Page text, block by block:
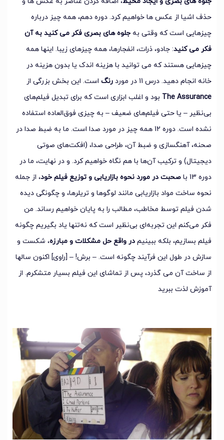
حذف اشیا از عکس ها خواهیم کرد. دوره دهم، همه چیز درباره
چیزهایی است که وقتی به جلوه های بصری فکر می کنید به آن
فکر می کنید: جادو، ذرات، انفجارها، همه چیزهای زیبا. اینها همه
چیزهایی هستند که می توانید با هزینه اندک یا بدون هزینه در
خانه انجام دهید. درس 11 در مورد
رنگ است. این بخش بزرگی از
The Assurance بود و اغلب ابزاری است که برای تبدیل فیلم‌های
بی‌نظیر – یا حتی فیلم‌های ضعیف – به چیزی فوق‌العاده استفاده
نشده است. دوره 12 همه چیز در مورد صدا است. ما به ضبط صدا در
صحنه، آهنگسازی و ضبط آن، طراحی صدا، (افکت‌های صوتی
دیجیتال) و ترکیب آن‌ها با هم نگاه خواهیم کرد. و در نهایت، ما در
دوره 13 با
صحبت در مورد نحوه بازاریابی و توزیع فیلم خود، از جمله
نحوه ساخت مواد بازاریابی مانند لوگوها و تریلرها، و چگونگی دیده
شدن فیلم توسط مخاطب، مطالب را به پایان خواهیم رساند. من
فکر می‌کنم این تجربه‌ای بی‌نظیر است که نه‌تنها یاد بگیریم چگونه
فیلم بسازیم، بلکه ببینیم در واقع حل مشکلات و مبارزه، شکست و
سازش در طول این فرآیند چگونه است. – برش! – [راوی] اکنون سالها
از ساخت آن می گذرد، پس از تماشای این فیلم بسیار متشکرم. از
آموزش لذت ببرید